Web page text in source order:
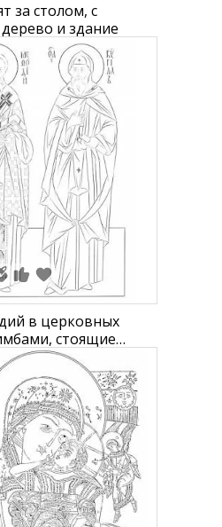
за столом, с
и здание
в церковных
стоящие